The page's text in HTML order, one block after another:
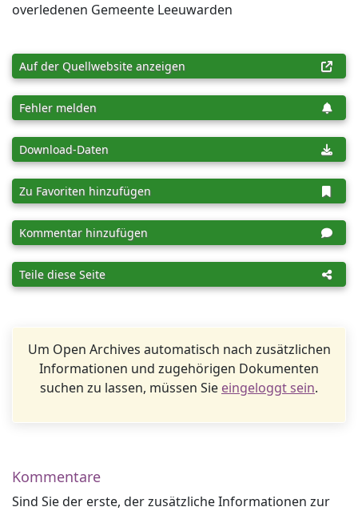
overledenen Gemeente Leeuwarden
Auf der Quellwebsite anzeigen
Fehler melden
Download-Daten
Zu Favoriten hinzufügen
Kommentar hinzufügen
Teile diese Seite
Um Open Archives automatisch nach zusätzlichen
Informationen und zugehörigen Dokumenten
suchen zu lassen, müssen Sie eingeloggt sein.
Kommentare
Sind Sie der erste, der zusätzliche Informationen zur